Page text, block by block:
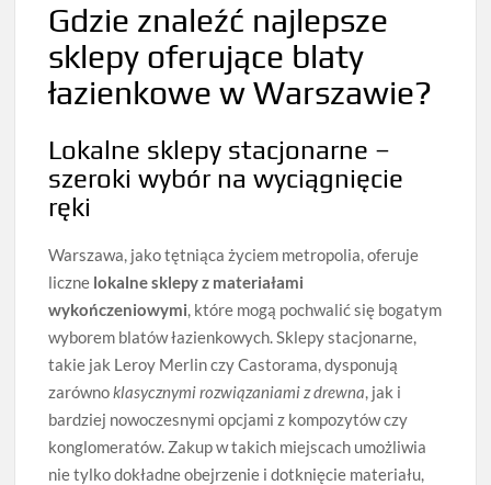
Gdzie znaleźć najlepsze
sklepy oferujące blaty
łazienkowe w Warszawie?
Lokalne sklepy stacjonarne –
szeroki wybór na wyciągnięcie
ręki
Warszawa, jako tętniąca życiem metropolia, oferuje
liczne lokalne sklepy z materiałami
wykończeniowymi, które mogą pochwalić się bogatym
wyborem blatów łazienkowych. Sklepy stacjonarne,
takie jak Leroy Merlin czy Castorama, dysponują
zarównoklasycznymi rozwiązaniami z drewna, jak i
bardziej nowoczesnymi opcjami z kompozytów czy
konglomeratów. Zakup w takich miejscach umożliwia
nie tylko dokładne obejrzenie i dotknięcie materiału,